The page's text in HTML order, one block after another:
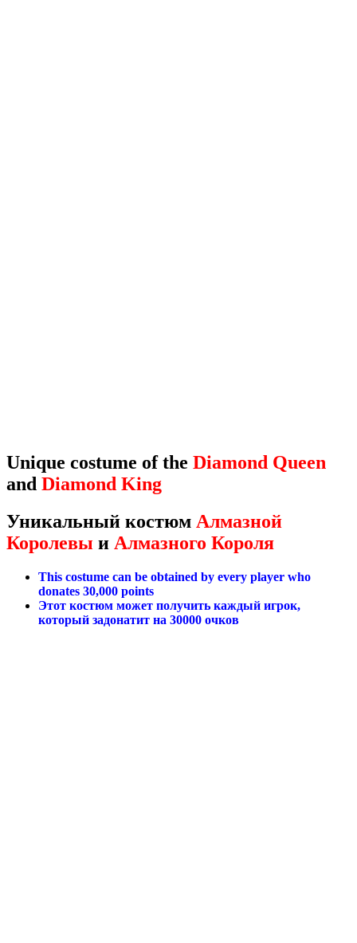
Unique costume of the Diamond Queen
and Diamond King
Уникальный костюм Алмазной
Королевы и Алмазного Короля
This costume can be obtained by every player who
donates 30,000 points
Этот костюм может получить каждый игрок,
который задонатит на 30000 очков